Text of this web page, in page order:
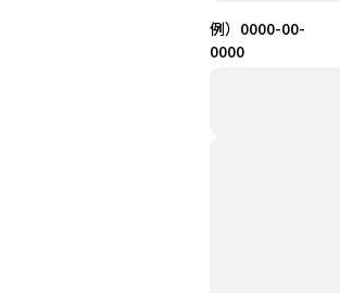
例）0000-00-
0000